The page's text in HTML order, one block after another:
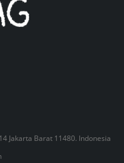
Jakarta Barat 11480. Indonesia